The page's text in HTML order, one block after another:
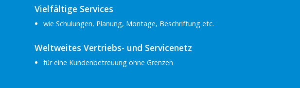
Vielfältige Services
wie Schulungen, Planung, Montage, Beschriftung etc.
Weltweites Vertriebs- und Servicenetz
für eine Kundenbetreuung ohne Grenzen